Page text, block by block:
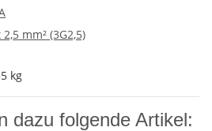
2,5 mm² (3G2,5)
kg
dazu folgende Artikel: